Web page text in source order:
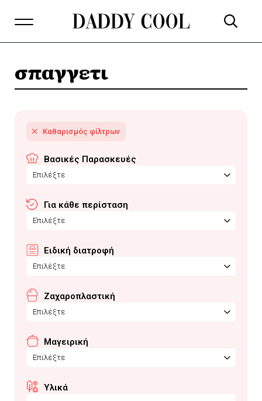
σπαγγετι
Βασικές Παρασκευές
Επιλέξτε
Για κάθε περίσταση
Επιλέξτε
Ειδική διατροφή
Επιλέξτε
Ζαχαροπλαστική
Επιλέξτε
Μαγειρική
Επιλέξτε
Υλικά